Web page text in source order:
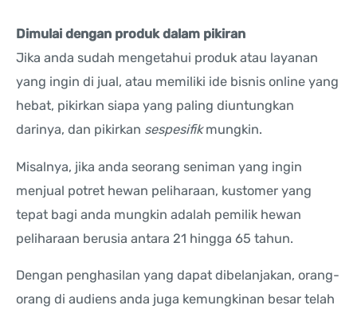
Dimulai dengan produk dalam pikiran
Jika anda sudah mengetahui produk atau layanan
yang ingin di jual, atau memiliki ide bisnis online yang
hebat, pikirkan siapa yang paling diuntungkan
darinya, dan pikirkan sespesifikmungkin.
Misalnya, jika anda seorang seniman yang ingin
menjual potret hewan peliharaan, kustomer yang
tepat bagi anda mungkin adalah pemilik hewan
peliharaan berusia antara 21 hingga 65 tahun.
Dengan penghasilan yang dapat dibelanjakan, orang-
orang di audiens anda juga kemungkinan besar telah